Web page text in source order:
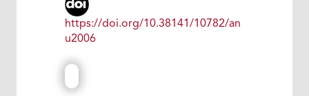
https://doi.org/10.38141/10782/an
u2006